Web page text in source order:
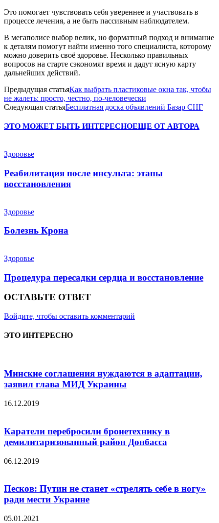
Это помогает чувствовать себя увереннее и участвовать в
процессе лечения, а не быть пассивным наблюдателем.
В мегаполисе выбор велик, но форматный подход и внимание
к деталям помогут найти именно того специалиста, которому
можно доверить своё здоровье. Несколько правильных
вопросов на старте сэкономят время и дадут ясную карту
дальнейших действий.
Предыдущая статьяКак выбрать пластиковые окна так, чтобы
не жалеть: просто, честно, по-человечески
Следующая статьяБесплатная доска объявлений Базар СНГ
ЭТО МОЖЕТ БЫТЬ ИНТЕРЕСНОЕЩЕ ОТ АВТОРА
Здоровье
Реабилитация после инсульта: этапы
восстановления
Здоровье
Болезнь Крона
Здоровье
Процедура пересадки сердца и восстановление
ОСТАВЬТЕ ОТВЕТ
Войдите, чтобы оставить комментарий
ЭТО ИНТЕРЕСНО
Минские соглашения нуждаются в адаптации,
заявил глава МИД Украины
16.12.2019
Каратели перебросили бронетехнику в
демилитаризованный район Донбасса
06.12.2019
Песков: Путин не станет «стрелять себе в ногу»
ради мести Украине
05.01.2021